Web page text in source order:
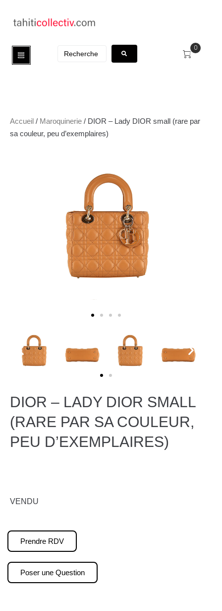
0
Accueil / Maroquinerie / DIOR – Lady DIOR small (rare par
sa couleur, peu d’exemplaires)
DIOR – LADY DIOR SMALL
(RARE PAR SA COULEUR,
PEU D’EXEMPLAIRES)
VENDU
Prendre RDV
Poser une Question